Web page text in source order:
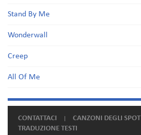
Stand By Me
Wonderwall
Creep
All Of Me
CONTATTACI
CANZONI DEGLI SPOT
TRADUZIONE TESTI